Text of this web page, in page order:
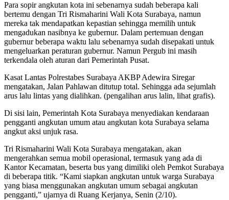
Para sopir angkutan kota ini sebenarnya sudah beberapa kali
bertemu dengan Tri Rismaharini Wali Kota Surabaya, namun
mereka tak mendapatkan kepastian sehingga memilih untuk
mengadukan nasibnya ke gubernur. Dalam pertemuan dengan
gubernur beberapa waktu lalu sebenarnya sudah disepakati untuk
mengeluarkan peraturan gubernur. Namun Pergub ini masih
terkendala oleh aturan dari Pemerintah Pusat.
Kasat Lantas Polrestabes Surabaya AKBP Adewira Siregar
mengatakan, Jalan Pahlawan ditutup total. Sehingga ada sejumlah
arus lalu lintas yang dialihkan. (pengalihan arus lalin, lihat grafis).
Di sisi lain, Pemerintah Kota Surabaya menyediakan kendaraan
pengganti angkutan umum atau angkutan kota Surabaya selama
angkut aksi unjuk rasa.
Tri Rismaharini Wali Kota Surabaya mengatakan, akan
mengerahkan semua mobil operasional, termasuk yang ada di
Kantor Kecamatan, beserta bus yang dimiliki oleh Pemkot Surabaya
di beberapa titik. “Kami siapkan angkutan untuk warga Surabaya
yang biasa menggunakan angkutan umum sebagai angkutan
pengganti,” ujarnya di Ruang Kerjanya, Senin (2/10).